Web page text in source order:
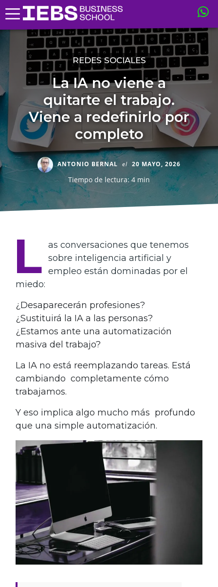
REDES SOCIALES
La IA no viene a
quitarte el trabajo.
Viene a redefinirlo por
completo
ANTONIO BERNAL el 20 MAYO, 2026
Tiempo de lectura: 4 min
L as conversaciones que tenemos
sobre inteligencia artificial y
empleo están dominadas por el
miedo:
¿Desaparecerán profesiones?
¿Sustituirá la IA a las personas?
¿Estamos ante una automatización
masiva del trabajo?
La IA no está reemplazando tareas. Está
cambiando completamente cómo
trabajamos.
Y eso implica algo mucho más profundo
que una simple automatización.